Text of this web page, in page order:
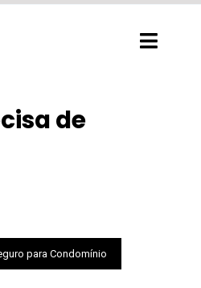
de
para Condomínio